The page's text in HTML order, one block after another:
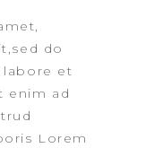
do
et
enim ad
Lorem